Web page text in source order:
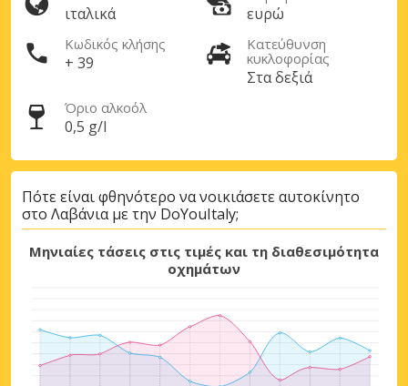
ιταλικά ευρώ
Κωδικός κλήσης
+ 39
Κατεύθυνση
κυκλοφορίας
Στα δεξιά
Όριο αλκοόλ
0,5 g/l
Πότε είναι φθηνότερο να νοικιάσετε αυτοκίνητο
στο Λαβάνια με την DoYouItaly;
Μηνιαίες τάσεις στις τιμές και τη διαθεσιμότητα
οχημάτων
Μεγάλες εξοικονομήσεις
Αποκτήστε πρόσβαση σε αποκλειστικές
προσφορές συνεργατών